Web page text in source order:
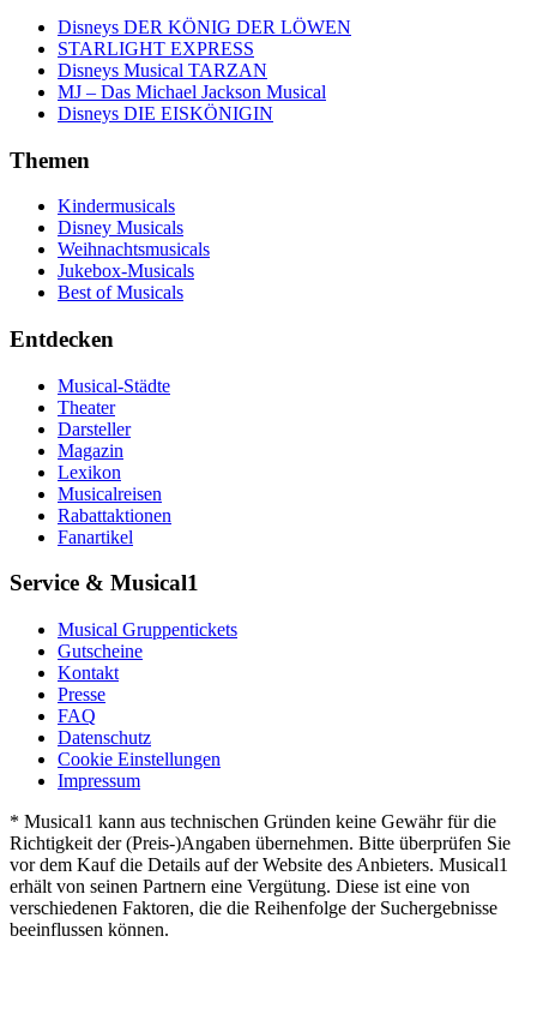
Disneys DER KÖNIG DER LÖWEN
STARLIGHT EXPRESS
Disneys Musical TARZAN
MJ – Das Michael Jackson Musical
Disneys DIE EISKÖNIGIN
Themen
Kindermusicals
Disney Musicals
Weihnachtsmusicals
Jukebox-Musicals
Best of Musicals
Entdecken
Musical-Städte
Theater
Darsteller
Magazin
Lexikon
Musicalreisen
Rabattaktionen
Fanartikel
Service & Musical1
Musical Gruppentickets
Gutscheine
Kontakt
Presse
FAQ
Datenschutz
Cookie Einstellungen
Impressum
* Musical1 kann aus technischen Gründen keine Gewähr für die
Richtigkeit der (Preis-)Angaben übernehmen. Bitte überprüfen Sie
vor dem Kauf die Details auf der Website des Anbieters. Musical1
erhält von seinen Partnern eine Vergütung. Diese ist eine von
verschiedenen Faktoren, die die Reihenfolge der Suchergebnisse
beeinflussen können.